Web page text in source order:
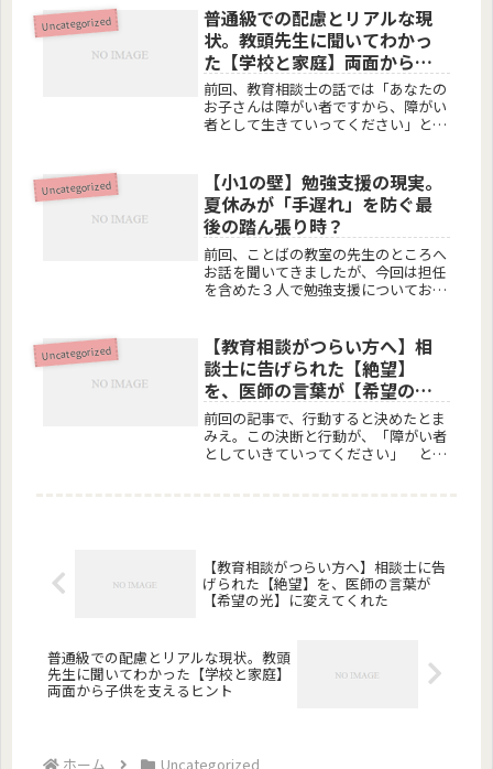
いかに、【動じない心を育てていける
か】だと確信した。いじめられてるの
に向...
Uncategorized
普通級での配慮とリアルな現
状。教頭先生に聞いてわかっ
た【学校と家庭】両面から子
供を支えるヒント
前回、教育相談士の話では「あなたの
お子さんは障がい者ですから、障がい
者として生きていってください」と吐
報はそこではない。本来、支援級が望
ましいという診断結果だったことに対
し...
Uncategorized
【小1の壁】勉強支援の現実。
夏休みが「手遅れ」を防ぐ最
後の踏ん張り時？
前回、ことばの教室の先生のところへ
お話を聞いてきましたが、今回は担任
を含めた３人で勉強支援についてお話
確になりました。７月、夏休み始まっ
てすぐの頃です。担任から明かされ
た、...
Uncategorized
【教育相談がつらい方へ】相
談士に告げられた【絶望】
を、医師の言葉が【希望の
光】に変えてくれた
前回の記事で、行動すると決めたとま
みえ。この決断と行動が、「障がい者
としていきていってください」 と相
【教育相談がつらい方へ】相談士に告
げられた【絶望】を、医師の言葉が
【希望の光】に変えてくれた
普通級での配慮とリアルな現状。教頭
先生に聞いてわかった【学校と家庭】
両面から子供を支えるヒント
ホーム Uncategorized